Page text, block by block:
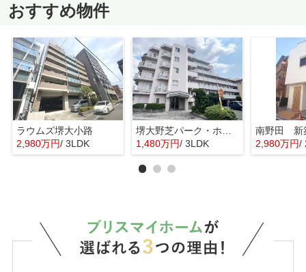
おすすめ物件
ラウムズ堺大小路
2,980万円/ 3LDK
1,480万円/ 3LDK
南野田 新
2,980万円/